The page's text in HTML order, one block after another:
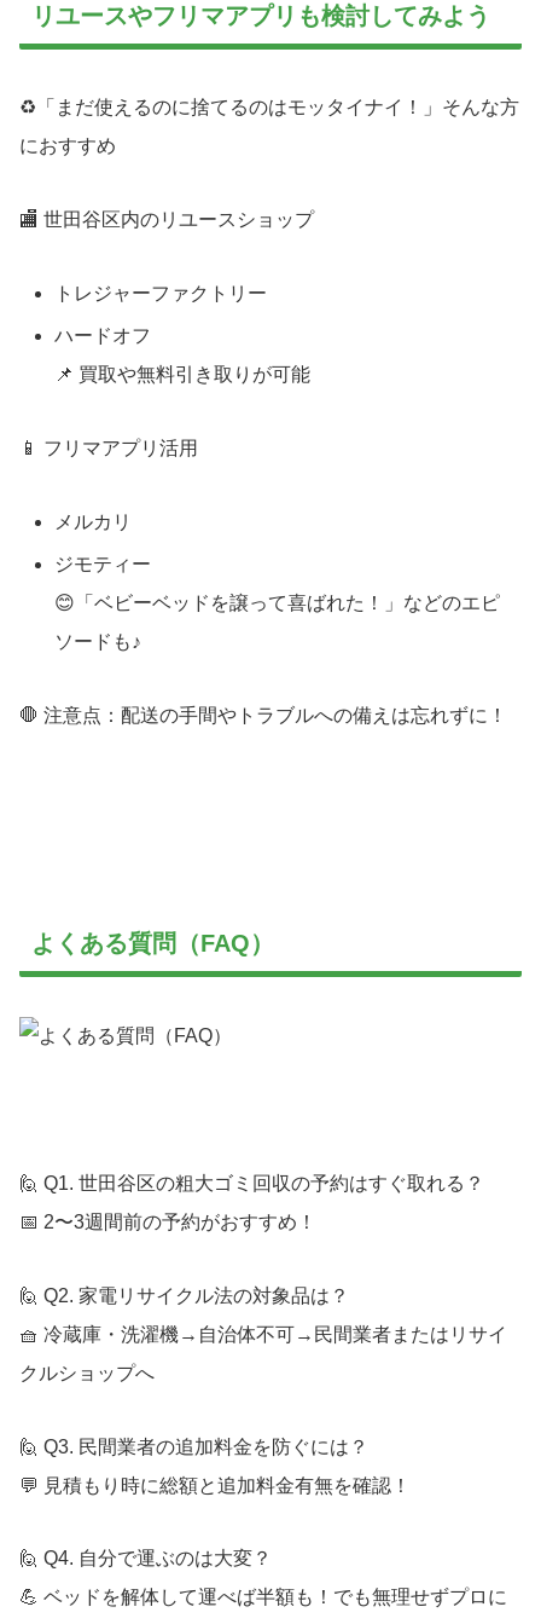
リユースやフリマアプリも検討してみよう
♻「まだ使えるのに捨てるのはモッタイナイ！」そんな方
におすすめ
🏬 世田谷区内のリユースショップ
トレジャーファクトリー
ハードオフ
📌 買取や無料引き取りが可能
📱 フリマアプリ活用
メルカリ
ジモティー
😊「ベビーベッドを譲って喜ばれた！」などのエピ
ソードも♪
🛑 注意点：配送の手間やトラブルへの備えは忘れずに！
よくある質問（FAQ）
🙋 Q1. 世田谷区の粗大ゴミ回収の予約はすぐ取れる？
📅 2〜3週間前の予約がおすすめ！
🙋 Q2. 家電リサイクル法の対象品は？
🧺 冷蔵庫・洗濯機→自治体不可→民間業者またはリサイ
クルショップへ
🙋 Q3. 民間業者の追加料金を防ぐには？
💬 見積もり時に総額と追加料金有無を確認！
🙋 Q4. 自分で運ぶのは大変？
💪 ベッドを解体して運べば半額も！でも無理せずプロに